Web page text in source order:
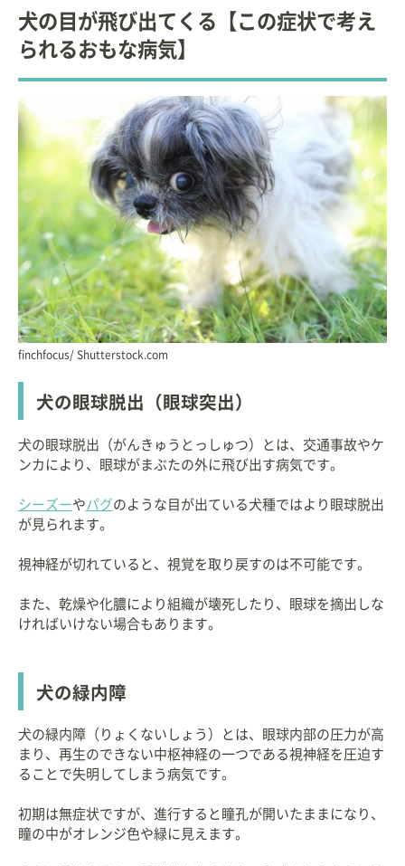
犬の目が飛び出てくる【この症状で考え
られるおもな病気】
finchfocus/ Shutterstock.com
犬の眼球脱出（眼球突出）
犬の眼球脱出（がんきゅうとっしゅつ）とは、交通事故やケ
ンカにより、眼球がまぶたの外に飛び出す病気です。
シーズーや パグのような目が出ている犬種ではより眼球脱出
が見られます。
視神経が切れていると、視覚を取り戻すのは不可能です。
また、乾燥や化膿により組織が壊死したり、眼球を摘出しな
ければいけない場合もあります。
犬の緑内障
犬の緑内障（りょくないしょう）とは、眼球内部の圧力が高
まり、再生のできない中枢神経の一つである視神経を圧迫す
ることで失明してしまう病気です。
初期は無症状ですが、進行すると瞳孔が開いたままになり、
瞳の中がオレンジ色や緑に見えます。